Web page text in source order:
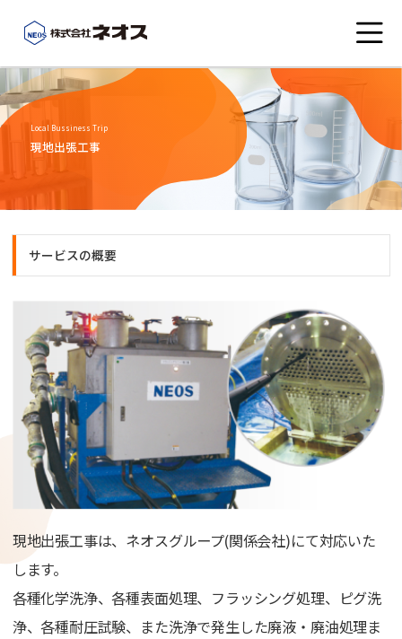
会社概要
事業紹介
お知らせ
採用情報
お問い合わせ
Local Bussiness Trip
現地出張工事
サービスの概要
現地出張工事は、ネオスグループ(関係会社)にて対応いた
します。
各種化学洗浄、各種表面処理、フラッシング処理、ピグ洗
浄、各種耐圧試験、また洗浄で発生した廃液・廃油処理ま